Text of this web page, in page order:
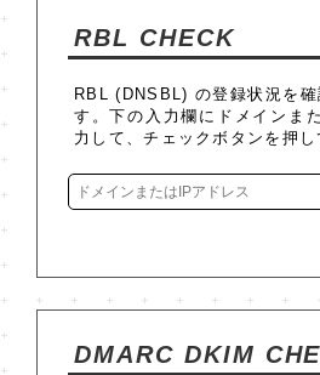
RBL CHECK
RBL (DNSBL) の登録状況を確
す。下の入力欄にドメインま
力して、チェックボタンを押し
DMARC DKIM